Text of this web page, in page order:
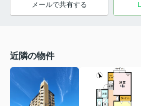
メールで共有する
近隣の物件